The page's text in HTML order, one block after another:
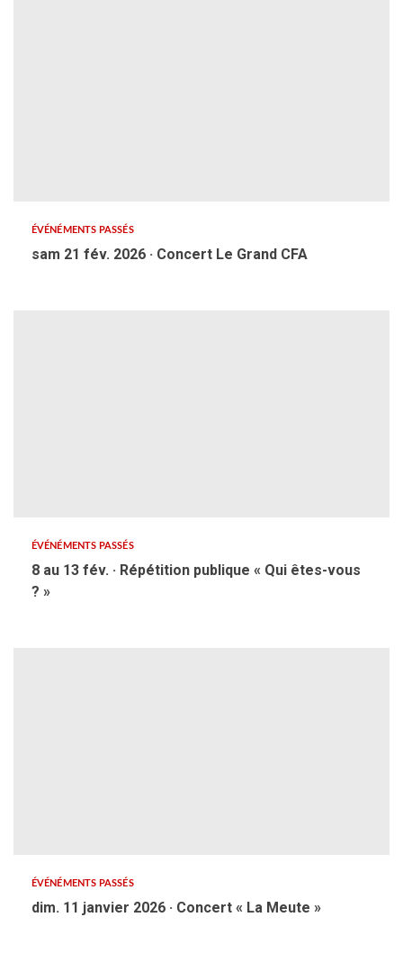
ÉVÉNÉMENTS PASSÉS
sam 21 fév. 2026 · Concert Le Grand CFA
ÉVÉNÉMENTS PASSÉS
8 au 13 fév. · Répétition publique « Qui êtes-vous
? »
ÉVÉNÉMENTS PASSÉS
dim. 11 janvier 2026 · Concert « La Meute »